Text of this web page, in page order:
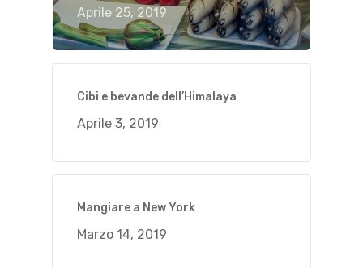
Aprile 25, 2019
Cibi e bevande dell’Himalaya
Aprile 3, 2019
Mangiare a New York
Marzo 14, 2019